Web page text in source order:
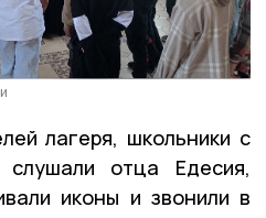
лагеря, школьники с
отца Едесия,
иконы и звонили в